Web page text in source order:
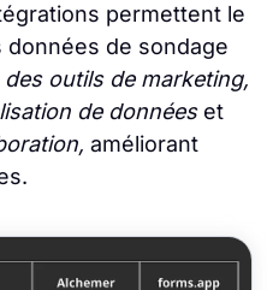
permettent le
de sondage
outils de marketing,
de donnéeset
améliorant